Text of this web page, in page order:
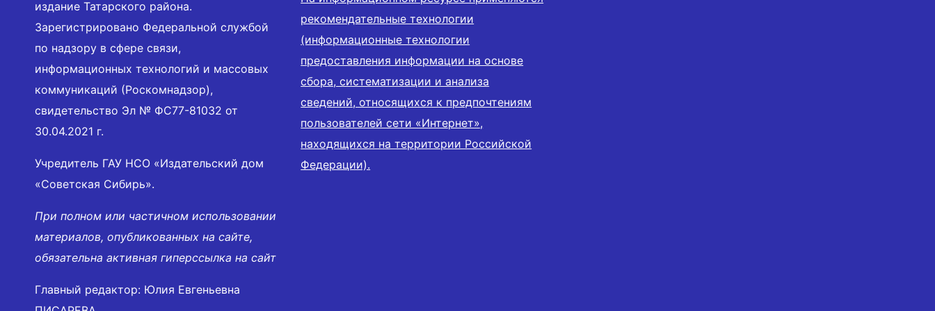
издание Татарского района.
Зарегистрировано Федеральной службой
по надзору в сфере связи,
информационных технологий и массовых
коммуникаций (Роскомнадзор),
свидетельство Эл № ФС77-81032 от
30.04.2021 г.
Учредитель ГАУ НСО «Издательский дом
«Советская Сибирь».
При полном или частичном использовании
материалов, опубликованных на сайте,
обязательна активная гиперссылка на сайт
Главный редактор: Юлия Евгеньевна
рекомендательные технологии
(информационные технологии
предоставления информации на основе
сбора, систематизации и анализа
сведений, относящихся к предпочтениям
пользователей сети «Интернет»,
находящихся на территории Российской
Федерации).